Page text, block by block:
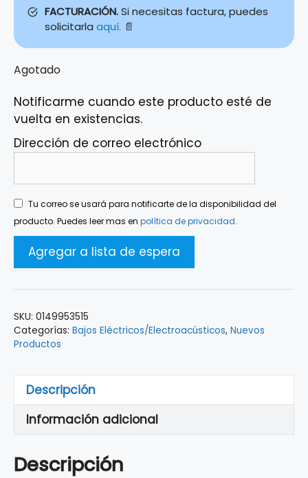
FACTURACIÓN.Si necesitas factura, puedes
solicitarla aquí. 📄
Agotado
Notificarme cuando este producto esté de
vuelta en existencias.
Dirección de correo electrónico
Tu correo se usará para notificarte de la disponibilidad del
producto. Puedes leer mas en política de privacidad.
SKU: 0149953515
Categorías: Bajos Eléctricos/Electroacústicos, Nuevos
Productos
Descripción
Información adicional
Descripción